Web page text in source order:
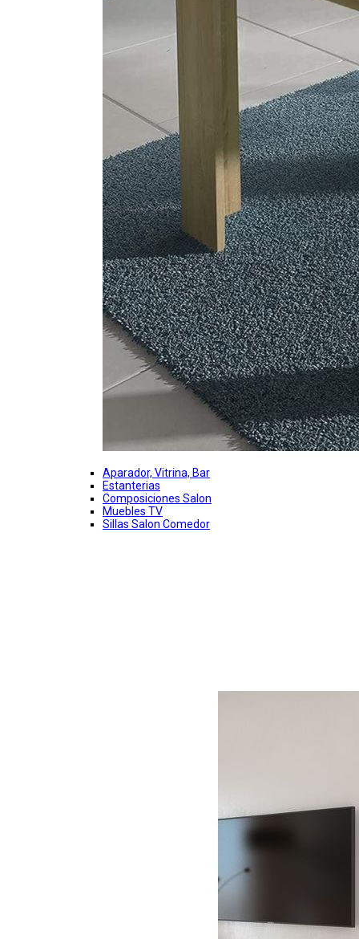
Aparador, Vitrina, Bar
Estanterias
Composiciones Salon
Muebles TV
Sillas Salon Comedor